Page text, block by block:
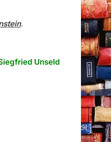
.
Unseld